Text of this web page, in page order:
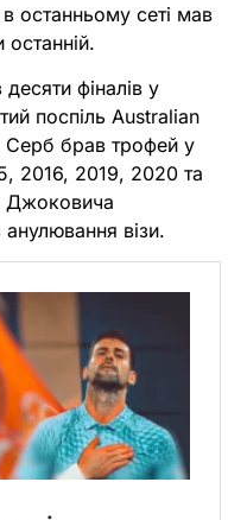
останньому сеті мав
фіналів у
поспіль Australian
Серб брав трофей у
2016, 2019, 2020 та
Джоковича
візи.